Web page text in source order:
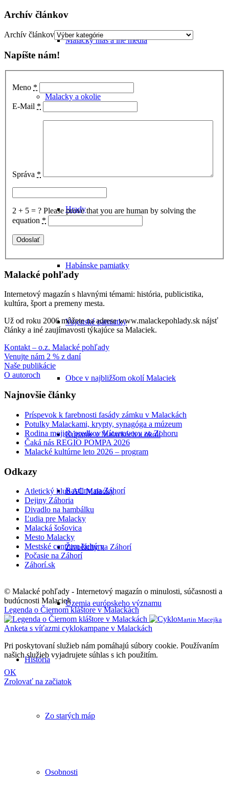
Malacký hlas a iné médiá
Malacky a okolie
Hrady
Habánske pamiatky
Vojenské pamiatky
Obce v najbližšom okolí Malaciek
Kúpanie v Malackách a okolí
Rastliny na Záhorí
Živočíchy na Záhorí
Územia európskeho významu
História
Zo starých máp
Osobnosti
Archív článkov
Archív článkov
Napíšte nám!
Meno *
E-Mail *
Správa *
2 + 5 = ? Please prove that you are human by solving the
equation *
Malacké pohľady
Internetový magazín s hlavnými témami: história, publicistika,
kultúra, šport a premeny mesta.
Už od roku 2006 môžete na adrese www.malackepohlady.sk nájsť
články a iné zaujímavosti týkajúce sa Malaciek.
Kontakt – o.z. Malacké pohľady
Venujte nám 2 % z daní
Naše publikácie
O autoroch
Najnovšie články
Príspevok k farebnosti fasády zámku v Malackách
Potulky Malackami, krypty, synagóga a múzeum
Rodina mojich predkov Vícenovcov zo Zohoru
Čaká nás REGIO POMPA 2026
Malacké kultúrne leto 2026 – program
Odkazy
Atletický klub AC Malacky
Dejiny Záhoria
Divadlo na hambálku
Ľudia pre Malacky
Malacká šošovica
Mesto Malacky
Mestské centrum kultúry
Počasie na Záhorí
Záhorí.sk
© Malacké pohľady - Internetový magazín o minulosti, súčasnosti a
budúcnosti Malaciek
Legenda o Čiernom kláštore v Malackách
Martin Macejka
Anketa s víťazmi cyklokampane v Malackách
Pri poskytovaní služieb nám pomáhajú súbory cookie. Používaním
našich služieb vyjadrujete súhlas s ich použitím.
OK
Zrolovať na začiatok